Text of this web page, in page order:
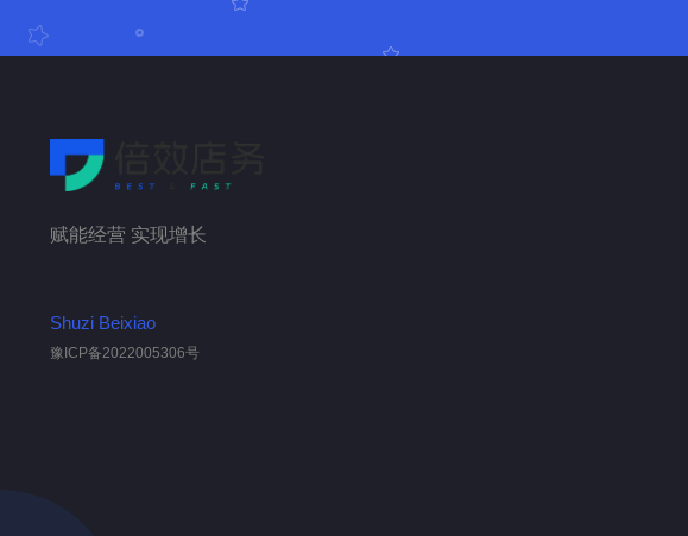
赋能经营 实现增长
Shuzi Beixiao
豫ICP备2022005306号